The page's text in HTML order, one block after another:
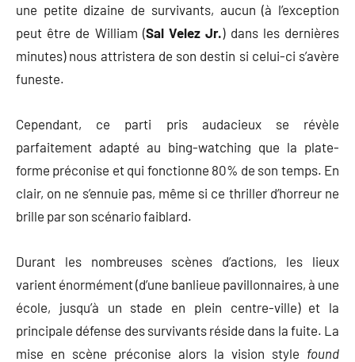
une petite dizaine de survivants, aucun (à l’exception
peut être de William (Sal Velez Jr.) dans les dernières
minutes) nous attristera de son destin si celui-ci s’avère
funeste.
Cependant, ce parti pris audacieux se révèle
parfaitement adapté au bing-watching que la plate-
forme préconise et qui fonctionne 80% de son temps. En
clair, on ne s’ennuie pas, même si ce thriller d’horreur ne
brille par son scénario faiblard.
Durant les nombreuses scènes d’actions, les lieux
varient énormément (d’une banlieue pavillonnaires, à une
école, jusqu’à un stade en plein centre-ville) et la
principale défense des survivants réside dans la fuite. La
mise en scène préconise alors la vision style found